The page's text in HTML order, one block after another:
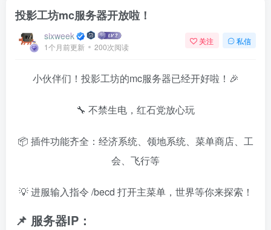
投影工坊mc服务器开放啦！
sixweek
1个月前更新 200次阅读
关注 私信
小伙伴们！投影工坊的mc服务器已经开好啦！🎉
🔧 不禁生电，红石党放心玩
📦 插件功能齐全：经济系统、领地系统、菜单商店、工
会、飞行等
💡 进服输入指令 /becd 打开主菜单，世界等你来探索！
📌 服务器IP：